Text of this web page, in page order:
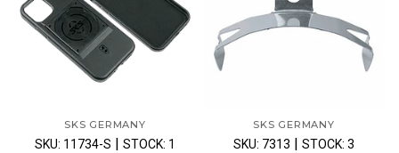
SKS GERMANY
SKU: 11734-S STOCK: 1
SKS GERMANY
SKU: 7313 STOCK: 3